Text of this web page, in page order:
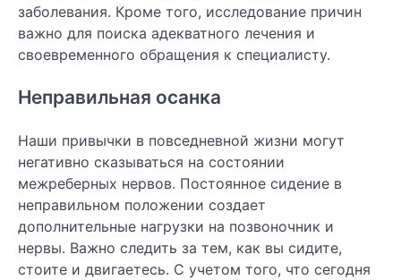
заболевания. Кроме того, исследование причин
важно для поиска адекватного лечения и
своевременного обращения к специалисту.
Неправильная осанка
Наши привычки в повседневной жизни могут
негативно сказываться на состоянии
межреберных нервов. Постоянное сидение в
неправильном положении создает
дополнительные нагрузки на позвоночник и
нервы. Важно следить за тем, как вы сидите,
стоите и двигаетесь. С учетом того, что сегодня